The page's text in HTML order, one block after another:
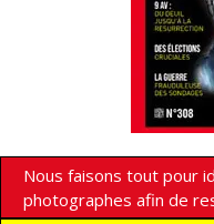
Nous faisons tout pour
photographes afin de